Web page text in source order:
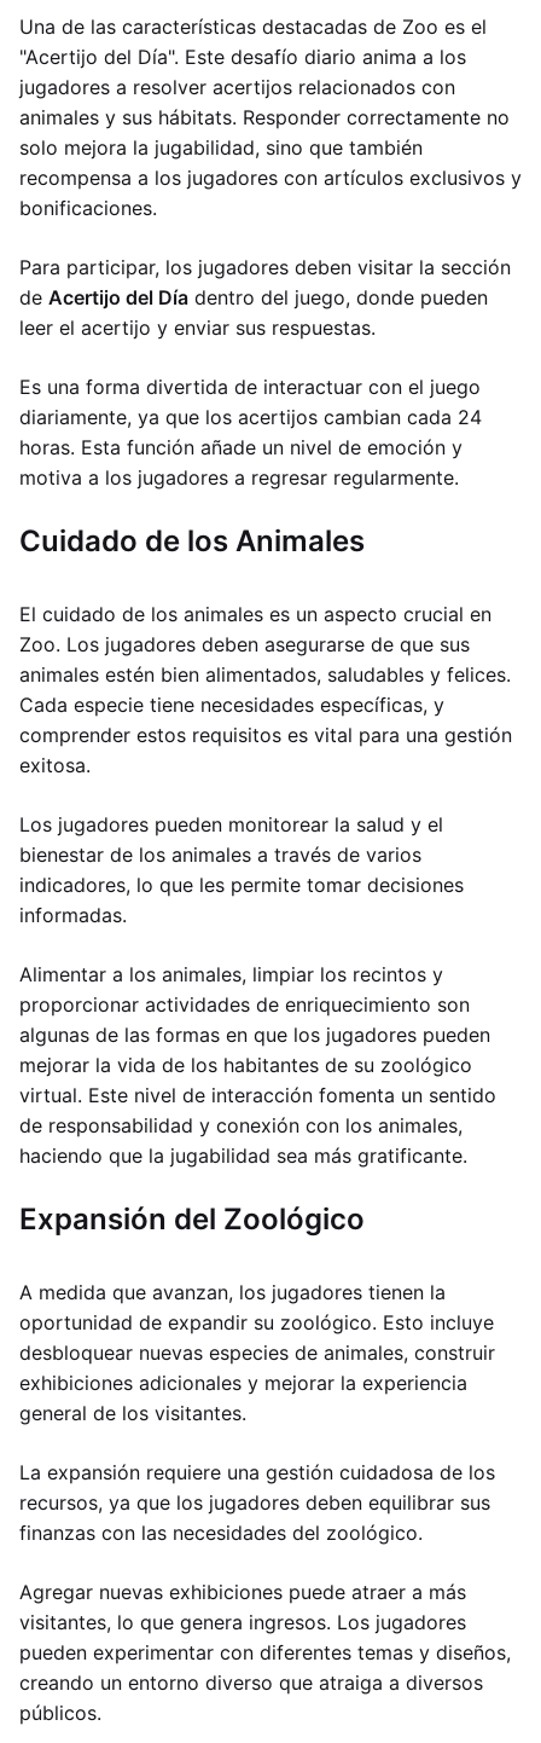
Una de las características destacadas de Zoo es el
"Acertijo del Día". Este desafío diario anima a los
jugadores a resolver acertijos relacionados con
animales y sus hábitats. Responder correctamente no
solo mejora la jugabilidad, sino que también
recompensa a los jugadores con artículos exclusivos y
bonificaciones.
Para participar, los jugadores deben visitar la sección
de Acertijo del Día dentro del juego, donde pueden
leer el acertijo y enviar sus respuestas.
Es una forma divertida de interactuar con el juego
diariamente, ya que los acertijos cambian cada 24
horas. Esta función añade un nivel de emoción y
motiva a los jugadores a regresar regularmente.
Cuidado de los Animales
El cuidado de los animales es un aspecto crucial en
Zoo. Los jugadores deben asegurarse de que sus
animales estén bien alimentados, saludables y felices.
Cada especie tiene necesidades específicas, y
comprender estos requisitos es vital para una gestión
exitosa.
Los jugadores pueden monitorear la salud y el
bienestar de los animales a través de varios
indicadores, lo que les permite tomar decisiones
informadas.
Alimentar a los animales, limpiar los recintos y
proporcionar actividades de enriquecimiento son
algunas de las formas en que los jugadores pueden
mejorar la vida de los habitantes de su zoológico
virtual. Este nivel de interacción fomenta un sentido
de responsabilidad y conexión con los animales,
haciendo que la jugabilidad sea más gratificante.
Expansión del Zoológico
A medida que avanzan, los jugadores tienen la
oportunidad de expandir su zoológico. Esto incluye
desbloquear nuevas especies de animales, construir
exhibiciones adicionales y mejorar la experiencia
general de los visitantes.
La expansión requiere una gestión cuidadosa de los
recursos, ya que los jugadores deben equilibrar sus
finanzas con las necesidades del zoológico.
Agregar nuevas exhibiciones puede atraer a más
visitantes, lo que genera ingresos. Los jugadores
pueden experimentar con diferentes temas y diseños,
creando un entorno diverso que atraiga a diversos
públicos.